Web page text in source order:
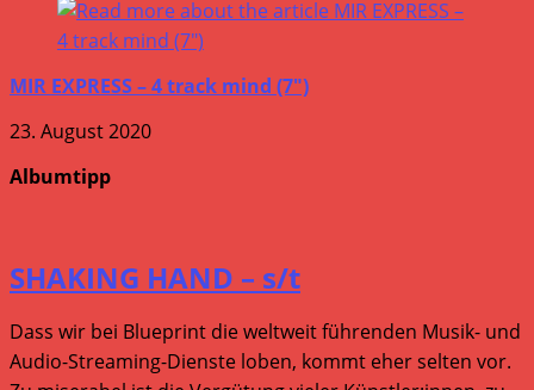
MIR EXPRESS – 4 track mind (7″)
23. August 2020
Albumtipp
SHAKING HAND – s/t
Dass wir bei Blueprint die weltweit führenden Musik- und
Audio-Streaming-Dienste loben, kommt eher selten vor.